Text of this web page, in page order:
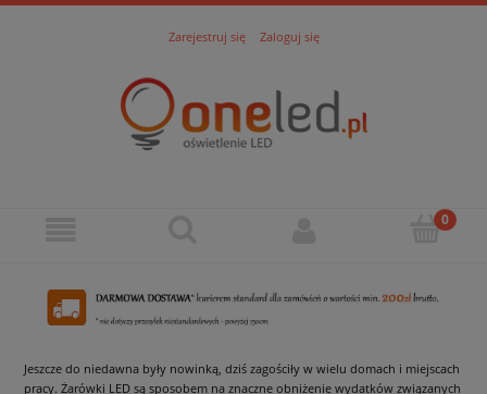
Zarejestruj się Zaloguj się
Jeszcze do niedawna były nowinką, dziś zagościły w wielu domach i miejscach
pracy. Żarówki LED są sposobem na znaczne obniżenie wydatków związanych